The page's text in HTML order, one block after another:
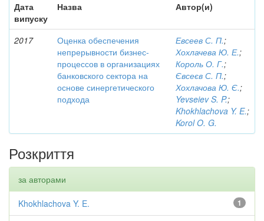
Дата
випуску
Назва Автор(и)
2017
Оценка обеспечения
непрерывности бизнес-
процессов в организациях
банковского сектора на
основе синергетического
подхода
Евсеев С. П.;
Хохлачева Ю. Е.;
Король О. Г.;
Євсеєв С. П.;
Хохлачова Ю. Є.;
Yevseiev S. P.;
Khokhlachova Y. E.;
Korol O. G.
Розкриття
за авторами
1
Khokhlachova Y. E.